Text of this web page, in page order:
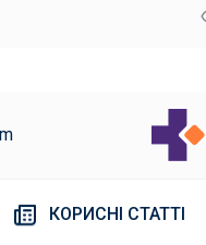
КОРИСНІ СТАТТІ